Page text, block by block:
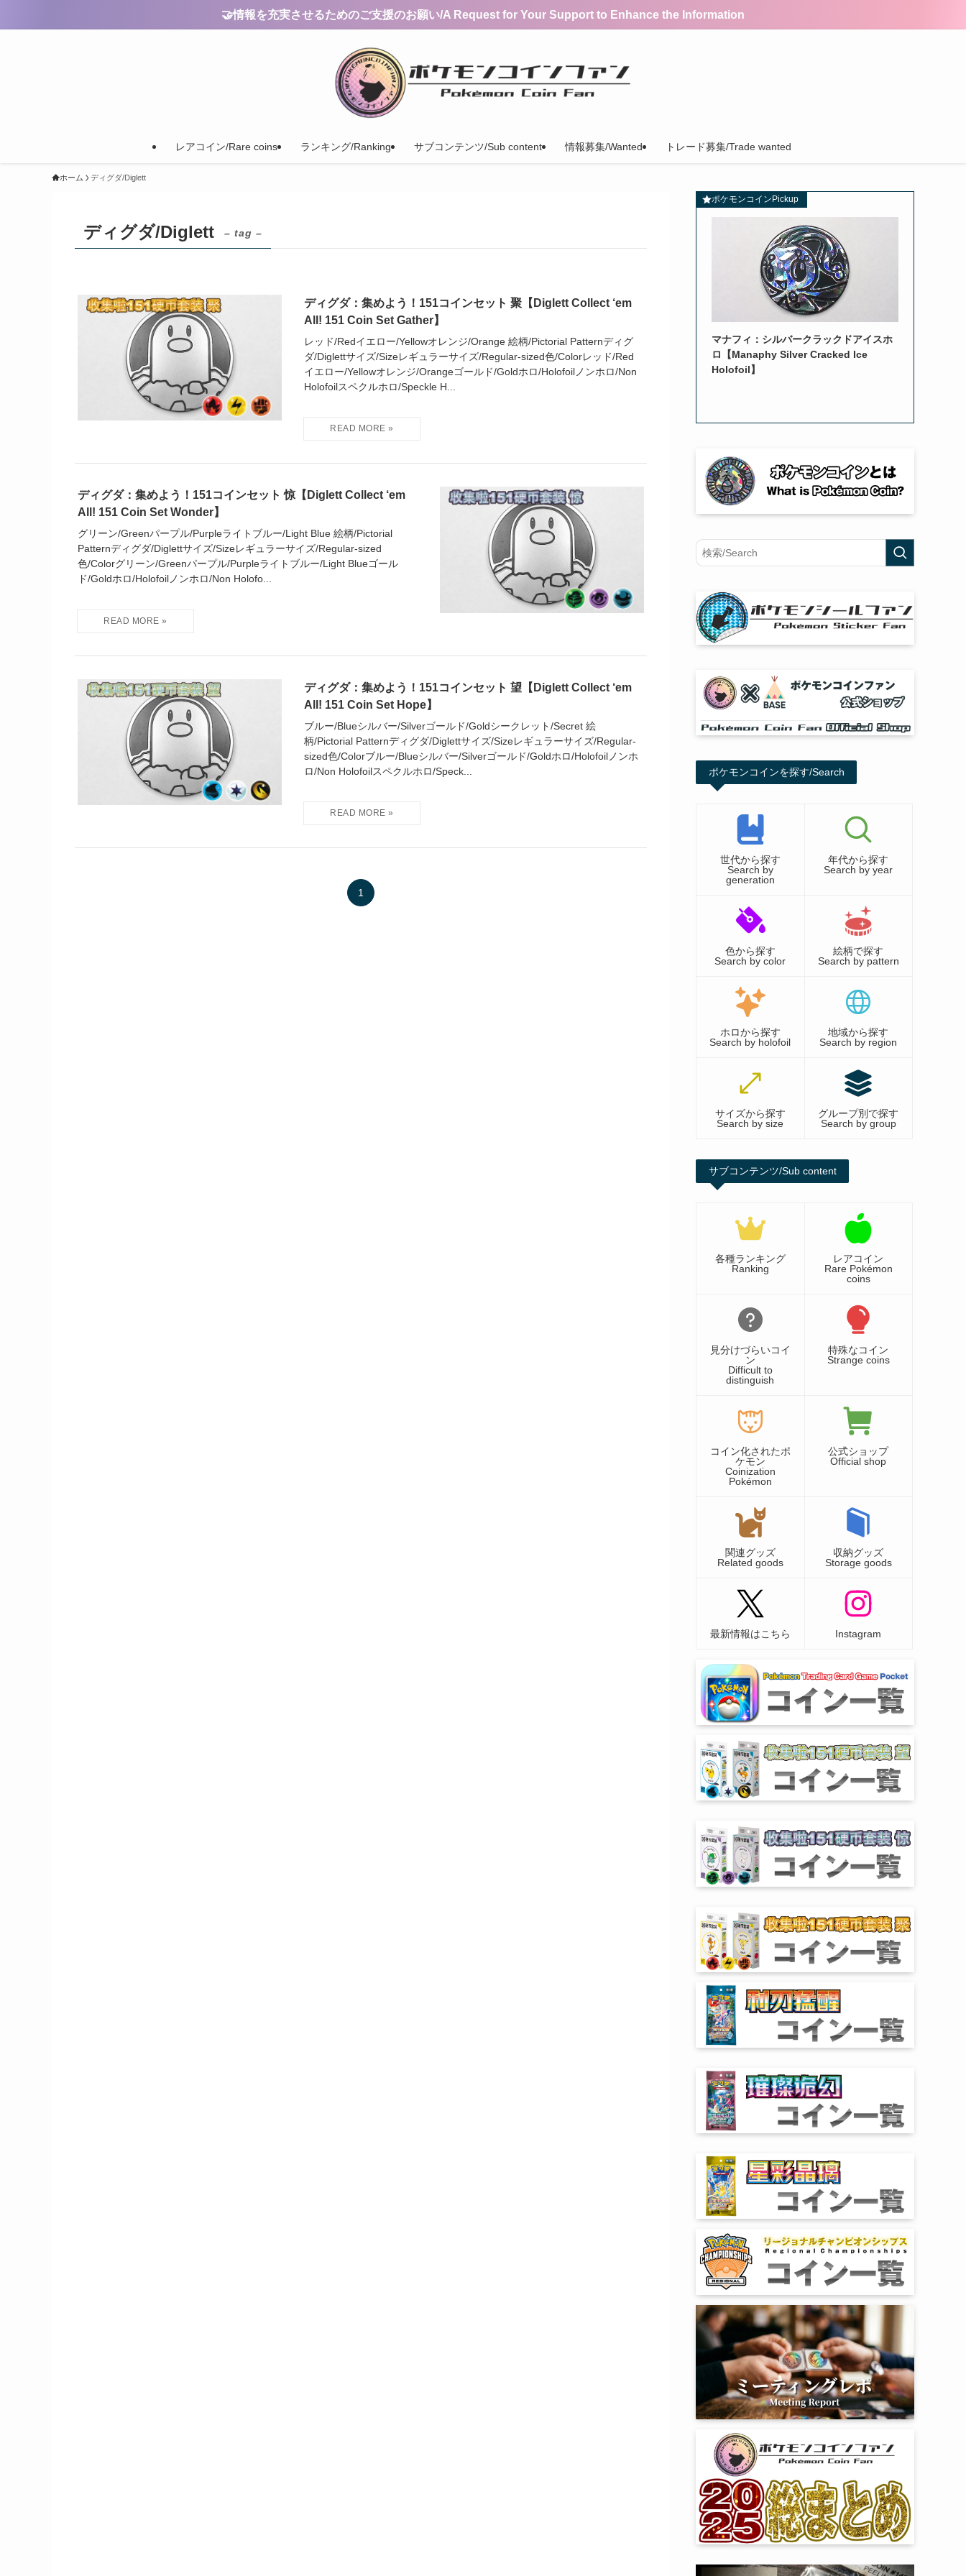
🤝情報を充実させるためのご支援のお願い/A Request for Your Support to Enhance the Information
レアコイン/Rare coins ランキング/Ranking サブコンテンツ/Sub content 情報募集/Wanted トレード募集/Trade wanted
ホーム ディグダ/Diglett
ディグダ/Diglett – tag –
ディグダ：集めよう！151コインセット 聚【Diglett Collect ‘em
All! 151 Coin Set Gather】
レッド/Redイエロー/Yellowオレンジ/Orange 絵柄/Pictorial Patternディグ
ダ/Diglettサイズ/Sizeレギュラーサイズ/Regular-sized色/Colorレッド/Red
イエロー/Yellowオレンジ/Orangeゴールド/Goldホロ/Holofoilノンホロ/Non
Holofoilスペクルホロ/Speckle H...
ディグダ：集めよう！151コインセット 惊【Diglett Collect ‘em
All! 151 Coin Set Wonder】
グリーン/Greenパープル/Purpleライトブルー/Light Blue 絵柄/Pictorial
Patternディグダ/Diglettサイズ/Sizeレギュラーサイズ/Regular-sized
色/Colorグリーン/Greenパープル/Purpleライトブルー/Light Blueゴール
ド/Goldホロ/Holofoilノンホロ/Non Holofo...
ディグダ：集めよう！151コインセット 望【Diglett Collect ‘em
All! 151 Coin Set Hope】
ブルー/Blueシルバー/Silverゴールド/Goldシークレット/Secret 絵
柄/Pictorial Patternディグダ/Diglettサイズ/Sizeレギュラーサイズ/Regular-
sized色/Colorブルー/Blueシルバー/Silverゴールド/Goldホロ/Holofoilノンホ
ロ/Non Holofoilスペクルホロ/Speck...
1
ポケモンコインPickup
マナフィ：シルバークラックドアイスホ
ロ【Manaphy Silver Cracked Ice
Holofoil】
ポケモンコインを探す/Search
世代から探す
Search by
generation
年代から探す
Search by year
色から探す
Search by color
絵柄で探す
Search by pattern
ホロから探す
Search by holofoil
地域から探す
Search by region
サイズから探す
Search by size
グループ別で探す
Search by group
サブコンテンツ/Sub content
各種ランキング
Ranking
レアコイン
Rare Pokémon
coins
見分けづらいコイ
ン
Difficult to
distinguish
特殊なコイン
Strange coins
コイン化されたポ
ケモン
Coinization
Pokémon
公式ショップ
Official shop
関連グッズ
Related goods
収納グッズ
Storage goods
最新情報はこちら Instagram